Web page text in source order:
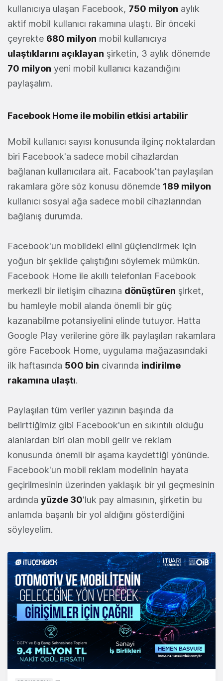
kullanıcıya ulaşan Facebook, 750 milyon aylık
aktif mobil kullanıcı rakamına ulaştı. Bir önceki
çeyrekte 680 milyon mobil kullanıcıya
ulaştıklarını açıklayan şirketin, 3 aylık dönemde
70 milyon yeni mobil kullanıcı kazandığını
paylaşalım.
Facebook Home ile mobilin etkisi artabilir
Mobil kullanıcı sayısı konusunda ilginç noktalardan
biri Facebook'a sadece mobil cihazlardan
bağlanan kullanıcılara ait. Facabook'tan paylaşılan
rakamlara göre söz konusu dönemde 189 milyon
kullanıcı sosyal ağa sadece mobil cihazlarından
bağlanış durumda.
Facebook'un mobildeki elini güçlendirmek için
yoğun bir şekilde çalıştığını söylemek mümkün.
Facebook Home ile akıllı telefonları Facebook
merkezli bir iletişim cihazına dönüştüren şirket,
bu hamleyle mobil alanda önemli bir güç
kazanabilme potansiyelini elinde tutuyor. Hatta
Google Play verilerine göre ilk paylaşılan rakamlara
göre Facebook Home, uygulama mağazasındaki
ilk haftasında 500 bin civarında indirilme
rakamına ulaştı.
Paylaşılan tüm veriler yazının başında da
belirttiğimiz gibi Facebook'un en sıkıntılı olduğu
alanlardan biri olan mobil gelir ve reklam
konusunda önemli bir aşama kaydettiği yönünde.
Facebook'un mobil reklam modelinin hayata
geçirilmesinin üzerinden yaklaşık bir yıl geçmesinin
ardında yüzde 30'luk pay almasının, şirketin bu
anlamda başarılı bir yol aldığını gösterdiğini
söyleyelim.